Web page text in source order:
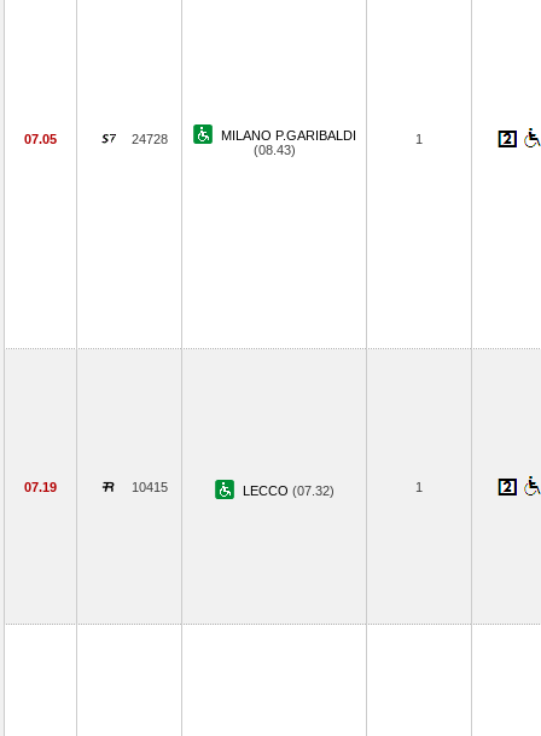
07.05 24728
MILANO P.GARIBALDI
(08.43)
1
07.19 10415 LECCO (07.32) 1